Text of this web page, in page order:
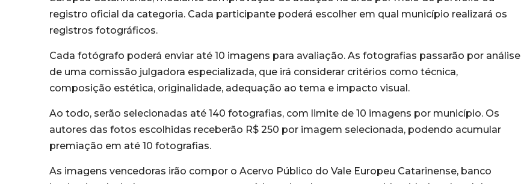
registro oficial da categoria. Cada participante poderá escolher em qual município realizará os
registros fotográficos.
Cada fotógrafo poderá enviar até 10 imagens para avaliação. As fotografias passarão por análise
de uma comissão julgadora especializada, que irá considerar critérios como técnica,
composição estética, originalidade, adequação ao tema e impacto visual.
Ao todo, serão selecionadas até 140 fotografias, com limite de 10 imagens por município. Os
autores das fotos escolhidas receberão R$ 250 por imagem selecionada, podendo acumular
premiação em até 10 fotografias.
As imagens vencedoras irão compor o Acervo Público do Vale Europeu Catarinense, banco